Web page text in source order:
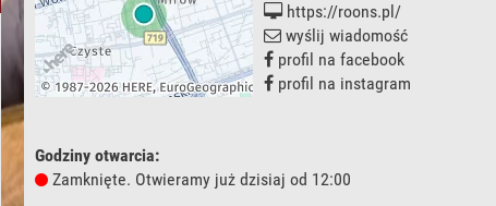
https://roons.pl/
wyślij wiadomość
profil na facebook
profil na instagram
Godziny otwarcia:
Zamknięte. Otwieramy już dzisiaj od 12:00